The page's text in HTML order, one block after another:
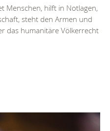
Menschen, hilft in Notlagen,
steht den Armen und
das humanitäre Völkerrecht